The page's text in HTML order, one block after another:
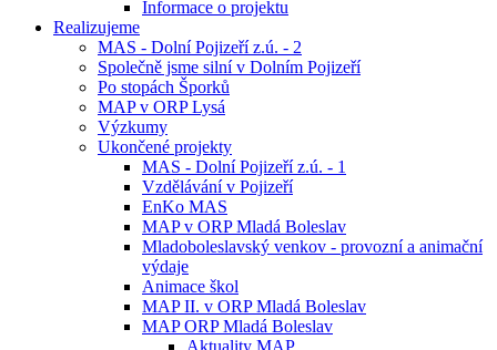
Informace o projektu
Realizujeme
MAS - Dolní Pojizeří z.ú. - 2
Společně jsme silní v Dolním Pojizeří
Po stopách Šporků
MAP v ORP Lysá
Výzkumy
Ukončené projekty
MAS - Dolní Pojizeří z.ú. - 1
Vzdělávání v Pojizeří
EnKo MAS
MAP v ORP Mladá Boleslav
Mladoboleslavský venkov - provozní a animační
výdaje
Animace škol
MAP II. v ORP Mladá Boleslav
MAP ORP Mladá Boleslav
Aktuality MAP